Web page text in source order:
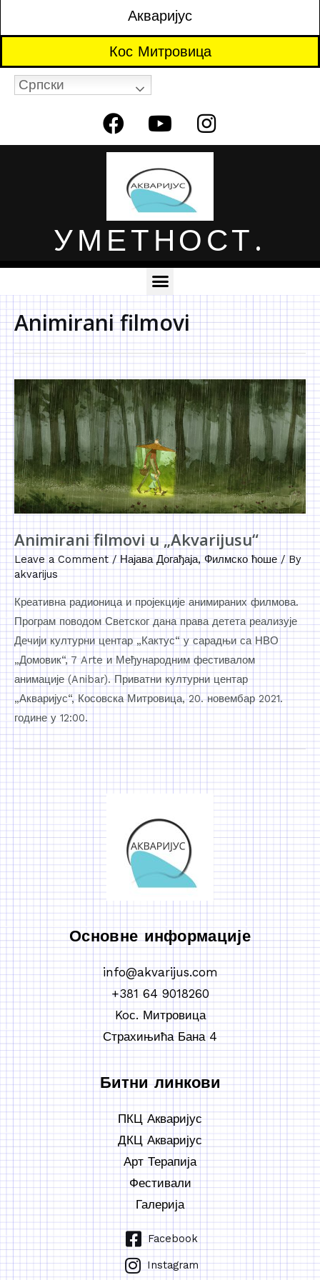
Акваријус
Кос Митровица
Српски
УМЕТНОСТ.
Animirani filmovi
Animirani filmovi u „Akvarijusu“
Leave a Comment /Најава Догађаја,Филмско ћоше/ By
akvarijus
Креативна радионица и пројекције анимираних филмова.
Програм поводом Светског дана права детета реализује
Дечији културни центар „Кактус“ у сарадњи са НВО
„Домовик“, 7 Arte и Међународним фестивалом
анимације (Anibar). Приватни културни центар
„Акваријус“, Косовска Митровица, 20. новембар 2021.
године у 12:00.
Основне информације
info@akvarijus.com
+381 64 9018260
Koс. Митровица
Страхињића Бана 4
Битни линкови
ПКЦ Акваријус
ДКЦ Акваријус
Арт Терапија
Фестивали
Галерија
Facebook
Instagram